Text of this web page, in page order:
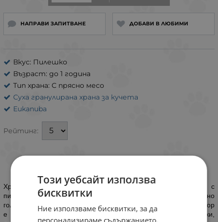
НАПРАВИ ЗАПИТВАНЕ ДОБАВИ В ЛЮБИМИ
Вкус: Пилешко
Възраст: до 1 година
Тип храна: С прясно месо
Суха гранулирана храна за кучета
Eukanuba
Рейтинг:
Храна за кучета Eukanuba Growing Puppy Medium Breed с
пиле е специално предназначена за представителите на средно
големи породи в периода на тяхното израстване. Чудесен избор
е за колита, кокер шпаньоли, дакели и бийгъли – за всички,
Този уебсайт използва
бисквитки
Ние използваме бисквитки, за да
персонализираме съдържанието,